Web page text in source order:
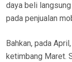
daya beli
pada penjualan
Bahkan, pada
ketimbang Maret.